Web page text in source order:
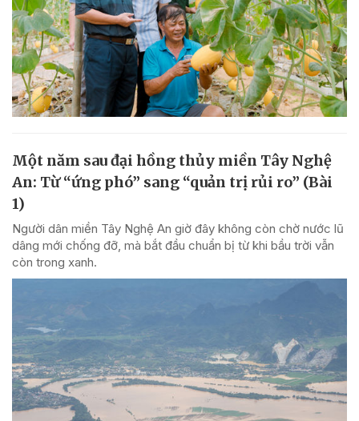
Một năm sau đại hồng thủy miền Tây Nghệ
An: Từ “ứng phó” sang “quản trị rủi ro” (Bài
1)
Người dân miền Tây Nghệ An giờ đây không còn chờ nước lũ
dâng mới chống đỡ, mà bắt đầu chuẩn bị từ khi bầu trời vẫn
còn trong xanh.